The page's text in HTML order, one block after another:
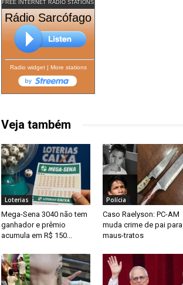
FREE INTERNET RADIO STATIONS
Rádio Sarcófago
Radio widget| More stations
Veja também
Loterias
Mega-Sena 3040 não tem
ganhador e prêmio
acumula em R$ 150...
Polícia
Caso Raelyson: PC-AM
muda crime de pai para
maus-tratos